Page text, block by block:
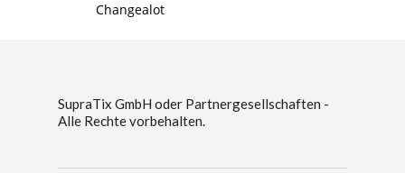
Changealot
SupraTix GmbH oder Partnergesellschaften -
Alle Rechte vorbehalten.